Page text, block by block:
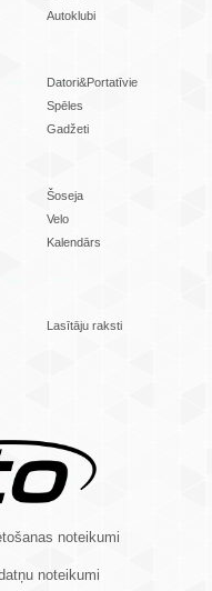
Autoklubi
Datori&Portatīvie
Spēles
Gadžeti
Šoseja
Velo
Kalendārs
Lasītāju raksti
noteikumi
noteikumi